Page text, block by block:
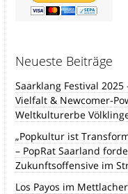
Neueste Beiträge
Saarklang Festival 2025
Vielfalt & Newcomer-
Weltkulturerbe
„Popkultur ist
– PopRat Saarland
Zukunftsoffensive im
Los Payos im